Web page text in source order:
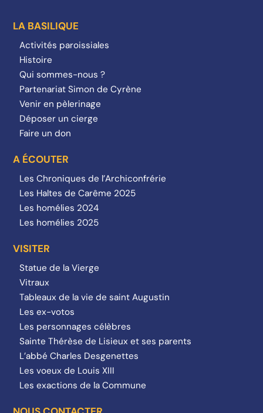
LA BASILIQUE
Activités paroissiales
Histoire
Qui sommes-nous ?
Partenariat Simon de Cyrène
Venir en pèlerinage
Déposer un cierge
Faire un don
A ÉCOUTER
Les Chroniques de l’Archiconfrérie
Les Haltes de Carême 2025
Les homélies 2024
Les homélies 2025
VISITER
Statue de la Vierge
Vitraux
Tableaux de la vie de saint Augustin
Les ex-votos
Les personnages célèbres
Sainte Thérèse de Lisieux et ses parents
L’abbé Charles Desgenettes
Les voeux de Louis XIII
Les exactions de la Commune